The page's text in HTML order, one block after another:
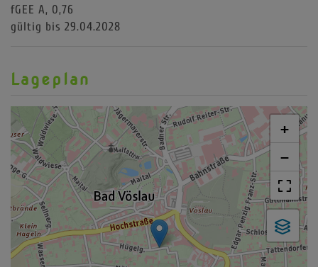
fGEE A, 0,76
gültig bis 29.04.2028
Lageplan
+
−